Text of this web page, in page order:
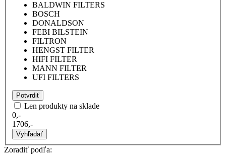
BALDWIN FILTERS
BOSCH
DONALDSON
FEBI BILSTEIN
FILTRON
HENGST FILTER
HIFI FILTER
MANN FILTER
UFI FILTERS
Potvrdiť
Len produkty na sklade
0,-
1706,-
Vyhľadať
Zoradiť podľa: